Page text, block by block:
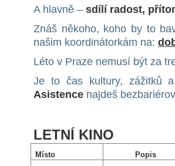
A hlavně – sdílí radost,
Znáš někoho, koho by to
našim koordinátorkám na:
Léto v Praze nemusí být za
Je to čas kultury, zážitků
Asistence najdeš
LETNÍ KINO
Místo Popis